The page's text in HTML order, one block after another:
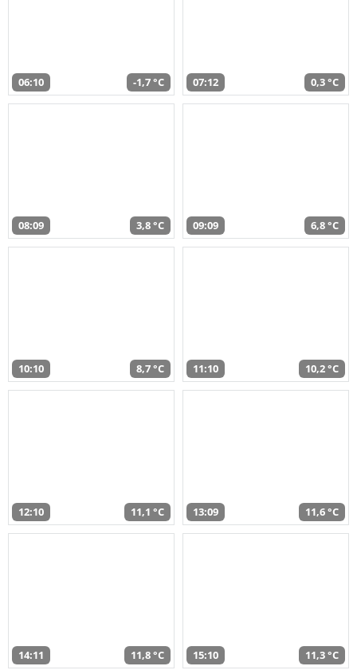
06:10 -1,7 °C 07:12 0,3 °C
08:09 3,8 °C 09:09 6,8 °C
10:10 8,7 °C 11:10 10,2 °C
12:10 11,1 °C 13:09 11,6 °C
14:11 11,8 °C 15:10 11,3 °C